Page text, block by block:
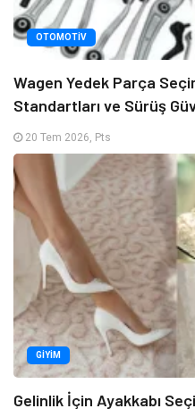
OTOMOTIV
Wagen Yedek Parça
Standartları ve Sürüş
20 Tem 2026, Pts
GIYIM
Gelinlik İçin Ayakkabı